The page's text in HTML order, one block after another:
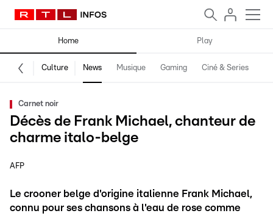
Home Play
Culture News Musique Gaming Ciné & Series
Carnet noir
Décès de Frank Michael, chanteur de
charme italo-belge
AFP
Le crooner belge d'origine italienne Frank Michael,
connu pour ses chansons à l'eau de rose comme